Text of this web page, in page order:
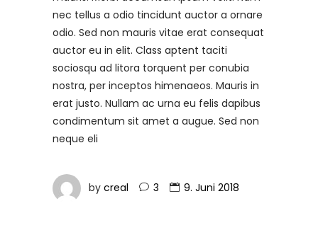
nec tellus a odio tincidunt auctor a ornare
odio. Sed non mauris vitae erat consequat
auctor eu in elit. Class aptent taciti
sociosqu ad litora torquent per conubia
nostra, per inceptos himenaeos. Mauris in
erat justo. Nullam ac urna eu felis dapibus
condimentum sit amet a augue. Sed non
neque eli
by creal 3 9. Juni 2018